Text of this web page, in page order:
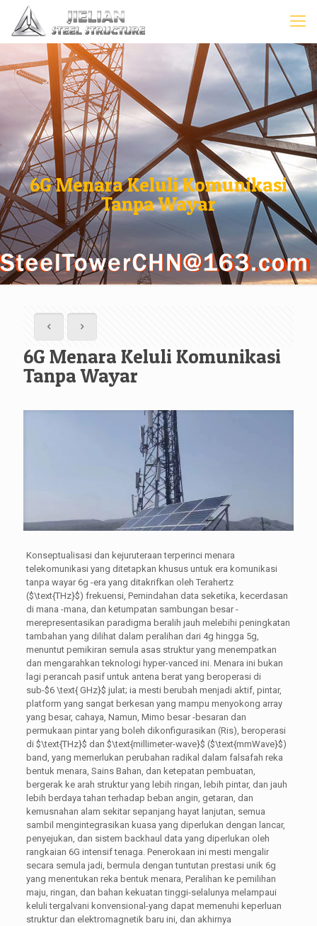
6G Menara Keluli Komunikasi
Tanpa Wayar
6G Menara Keluli Komunikasi
Tanpa Wayar
Konseptualisasi dan kejuruteraan terperinci menara
telekomunikasi yang ditetapkan khusus untuk era komunikasi
tanpa wayar 6g -era yang ditakrifkan oleh Terahertz
($\text{THz}$) frekuensi, Pemindahan data seketika, kecerdasan
di mana -mana, dan ketumpatan sambungan besar -
merepresentasikan paradigma beralih jauh melebihi peningkatan
tambahan yang dilihat dalam peralihan dari 4g hingga 5g,
menuntut pemikiran semula asas struktur yang menempatkan
dan mengarahkan teknologi hyper-vanced ini. Menara ini bukan
lagi perancah pasif untuk antena berat yang beroperasi di
sub-$6 \text{ GHz}$ julat; ia mesti berubah menjadi aktif, pintar,
platform yang sangat berkesan yang mampu menyokong array
yang besar, cahaya, Namun, Mimo besar -besaran dan
permukaan pintar yang boleh dikonfigurasikan (Ris), beroperasi
di $\text{THz}$ dan $\text{millimeter-wave}$ ($\text{mmWave}$)
band, yang memerlukan perubahan radikal dalam falsafah reka
bentuk menara, Sains Bahan, dan ketepatan pembuatan,
bergerak ke arah struktur yang lebih ringan, lebih pintar, dan jauh
lebih berdaya tahan terhadap beban angin, getaran, dan
kemusnahan alam sekitar sepanjang hayat lanjutan, semua
sambil mengintegrasikan kuasa yang diperlukan dengan lancar,
penyejukan, dan sistem backhaul data yang diperlukan oleh
rangkaian 6G intensif tenaga. Penerokaan ini mesti mengalir
secara semula jadi, bermula dengan tuntutan prestasi unik 6g
yang menentukan reka bentuk menara, Peralihan ke pemilihan
maju, ringan, dan bahan kekuatan tinggi-selalunya melampaui
keluli tergalvani konvensional-yang dapat memenuhi keperluan
struktur dan elektromagnetik baru ini, dan akhirnya